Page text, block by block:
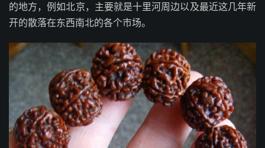
的地方，例如北京，主要就是十里河周边以及最近这几年新
开的散落在东西南北的各个市场。